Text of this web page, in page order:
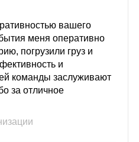
вашего
меня оперативно
погрузили груз и
и
команды заслуживают
за отличное